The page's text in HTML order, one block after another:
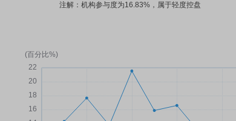
注解：机构参与度为16.83%，属于轻度控盘